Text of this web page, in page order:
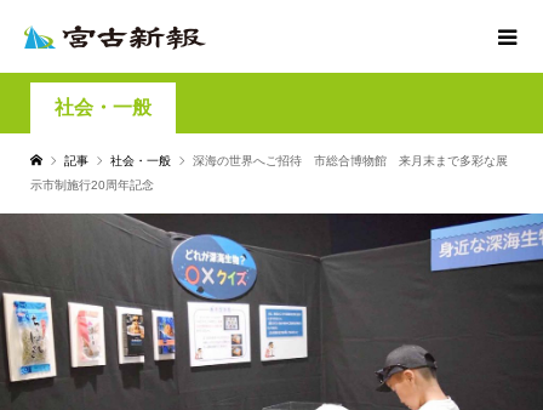
社会・一般
記事 社会・一般
深海の世界へご招待 市総合博物館 来月末まで多彩な展
示市制施行20周年記念